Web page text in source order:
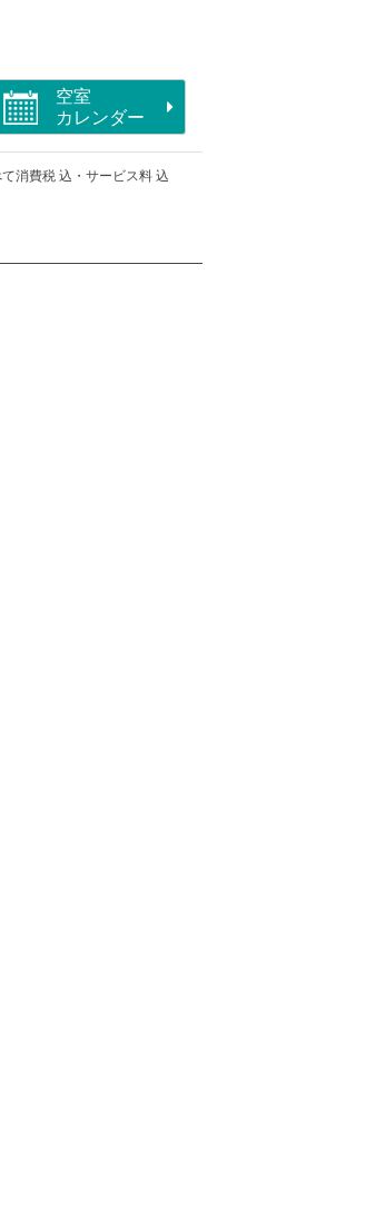
空室
カレンダー
消費税 込・サービス料 込